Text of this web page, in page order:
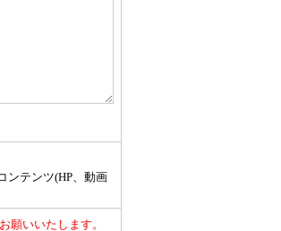
ンテンツ(HP、動画
願いいたします。